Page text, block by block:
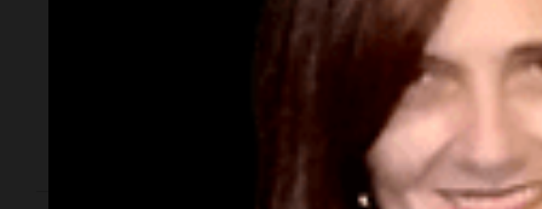
El empresario y conductor falleció tras una larga
lucha contra un cáncer de parótida. Fundó una de las
agencias de modelos más reconocidas y luego volcó